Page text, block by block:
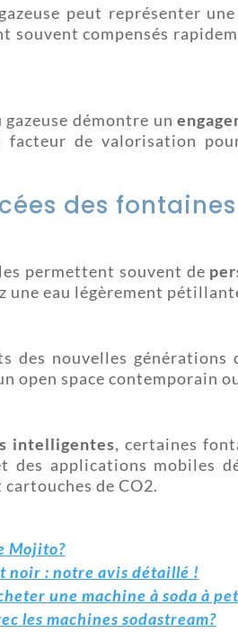
peut représenter
compensés
démontre un
de valorisation
des
permettent souvent de
eau légèrement
des nouvelles
open space contemporain
intelligentes, certaines
applications mobiles
de CO2.
Mojito?
noir : notre avis détaillé !
une machine à soda à
les machines sodastream?